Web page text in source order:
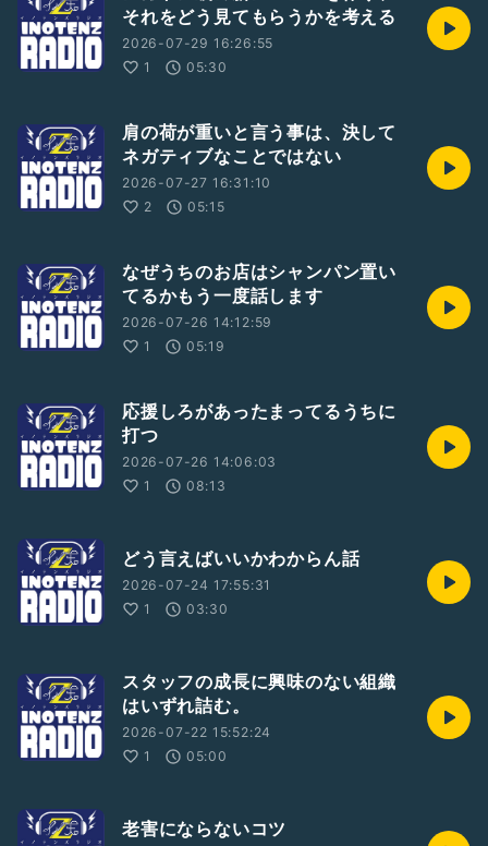
それをどう見てもらうかを考える
2026-07-29 16:26:55
1
05:30
肩の荷が重いと言う事は、決して
ネガティブなことではない
2026-07-27 16:31:10
2
05:15
なぜうちのお店はシャンパン置い
てるかもう一度話します
2026-07-26 14:12:59
1
05:19
応援しろがあったまってるうちに
打つ
2026-07-26 14:06:03
1
08:13
どう言えばいいかわからん話
2026-07-24 17:55:31
1
03:30
スタッフの成長に興味のない組織
はいずれ詰む。
2026-07-22 15:52:24
1
05:00
老害にならないコツ